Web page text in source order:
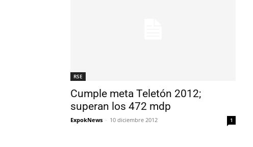
RSE
Cumple meta Teletón 2012;
superan los 472 mdp
ExpokNews - 10 diciembre 2012 1